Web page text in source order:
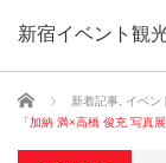
新宿イベント観
ホーム 新着記事 イベン
「加納 満×高橋 俊充 写真